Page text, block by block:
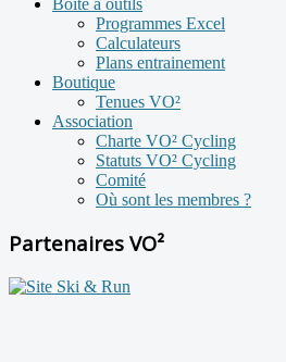
Programmes Excel
Calculateurs
Plans entrainement
Boutique
Tenues VO²
Association
Charte VO² Cycling
Statuts VO² Cycling
Comité
Où sont les membres ?
Partenaires VO²